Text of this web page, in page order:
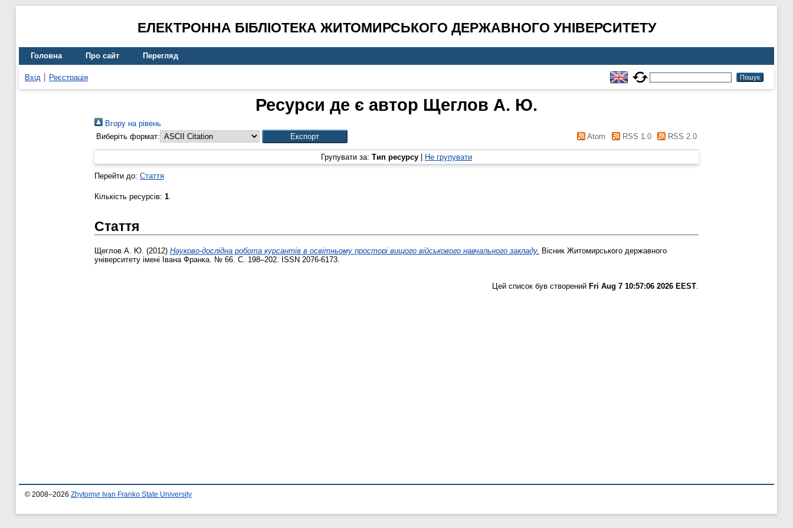
ЕЛЕКТРОННА БІБЛІОТЕКА ЖИТОМИРСЬКОГО ДЕРЖАВНОГО УНІВЕРСИТЕТУ
Головна Про сайт Перегляд
Вхід Реєстрація
Ресурси де є автор Щеглов А. Ю.
Вгору на рівень
Виберіть формат:
Atom RSS 1.0 RSS 2.0
Групувати за: Тип ресурсу Не групувати
Перейти до: Стаття
Кількість ресурсів: 1.
Стаття
Щеглов А. Ю. (2012) Науково-дослідна робота курсантів в освітньому просторі вищого військового навчального закладу. Вісник Житомирського державного
університету імені Івана Франка. № 66. С. 198–202. ISSN 2076-6173.
Цей список був створений Fri Aug 7 10:57:06 2026 EEST.
© 2008–2026 Zhytomyr Ivan Franko State University